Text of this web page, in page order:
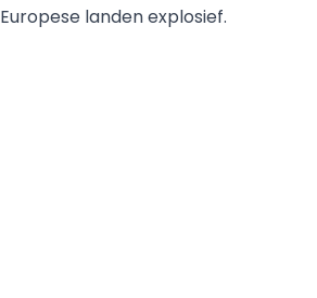
Europese landen explosief.